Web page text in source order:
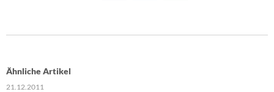
Ähnliche Artikel
21.12.2011